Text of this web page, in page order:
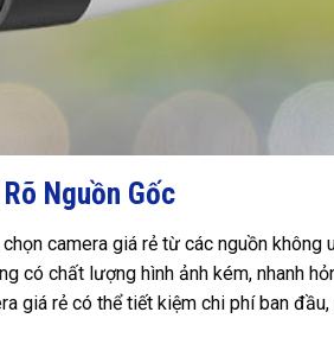
Nguồn Gốc
camera giá rẻ từ các nguồn không
có chất lượng hình ảnh kém, nhanh
giá rẻ có thể tiết kiệm chi phí ban